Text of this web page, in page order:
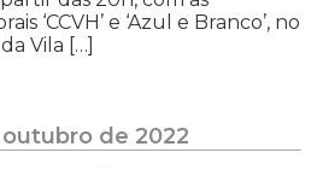
‘CCVH’ e ‘Azul e Branco’, no
Vila […]
de 2022